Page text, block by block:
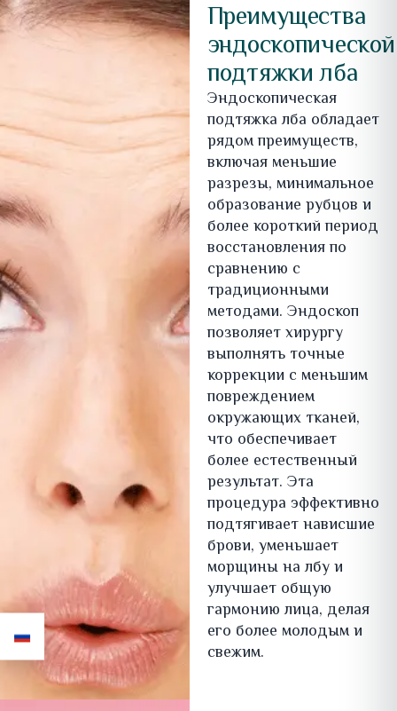
Преимущества
эндоскопической
подтяжки лба
Эндоскопическая
подтяжка лба обладает
рядом преимуществ,
включая меньшие
разрезы, минимальное
образование рубцов и
более короткий период
восстановления по
сравнению с
традиционными
методами. Эндоскоп
позволяет хирургу
выполнять точные
коррекции с меньшим
повреждением
окружающих тканей,
что обеспечивает
более естественный
результат. Эта
процедура эффективно
подтягивает нависшие
брови, уменьшает
морщины на лбу и
улучшает общую
гармонию лица, делая
его более молодым и
свежим.